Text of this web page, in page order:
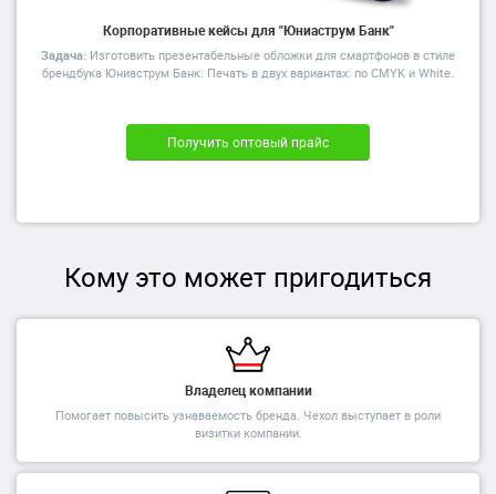
Корпоративные кейсы для "Юниаструм Банк"
Задача: Изготовить презентабельные обложки для смартфонов в стиле
брендбука Юниаструм Банк. Печать в двух вариантах: по CMYK и White.
Получить оптовый прайс
Кому это может пригодиться
Владелец компании
Помогает повысить узнаваемость бренда. Чехол выступает в роли
визитки компании.